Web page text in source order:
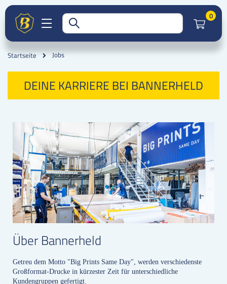
0
Startseite Jobs
DEINE KARRIERE BEI BANNERHELD
Über Bannerheld
Getreu dem Motto "Big Prints Same Day", werden verschiedenste
Großformat-Drucke in kürzester Zeit für unterschiedliche
Kundengruppen gefertigt.